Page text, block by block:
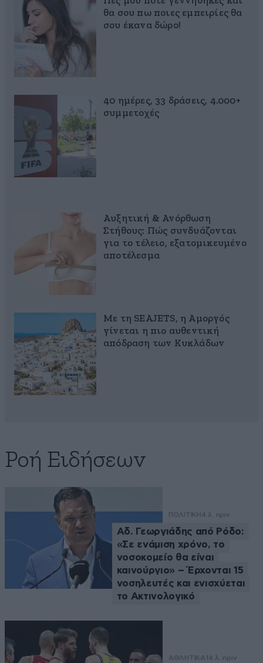
θα σου πω ποιες εμπειρίες θα
σου έκανα δώρο!
40 ημέρες, 33 δράσεις, 4.000+
συμμετοχές
Αυξητική & Ανόρθωση
Στήθους: Πώς συνδυάζονται
για το τέλειο, εξατομικευμένο
αποτέλεσμα
Με τη SEAJETS, η Αμοργός
γίνεται η πιο αυθεντική
απόδραση των Κυκλάδων
Ροή Ειδήσεων
ΠΟΛΙΤΙΚΗ4 λ. πριν
Αδ. Γεωργιάδης από Ρόδο:
«Σε ενάμιση χρόνο, το
νοσοκομείο θα είναι
καινούργιο» – Έρχονται 15
νοσηλευτές και ενισχύεται
το Ακτινολογικό
ΑΘΛΗΤΙΚΑ 14 λ. πριν